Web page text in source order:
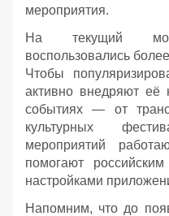
мероприятия.
На текущий
воспользовались
Чтобы
активно внедряют её
событиях — от
культурных
мероприятий
помогают
настройками
Напомним, что до